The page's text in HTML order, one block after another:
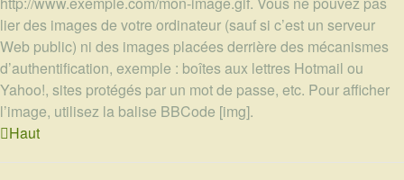
lier des images de votre ordinateur (sauf si c’est un serveur
Web public) ni des images placées derrière des mécanismes
d’authentification, exemple : boîtes aux lettres Hotmail ou
Yahoo!, sites protégés par un mot de passe, etc. Pour afficher
l’image, utilisez la balise BBCode [img].
Haut